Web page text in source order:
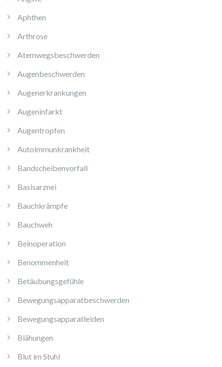
Aphthen
Arthrose
Atemwegsbeschwerden
Augenbeschwerden
Augenerkrankungen
Augeninfarkt
Augentropfen
Autoimmunkrankheit
Bandscheibenvorfall
Basisarznei
Bauchkrämpfe
Bauchweh
Beinoperation
Benommenheit
Betäubungsgefühle
Bewegungsapparatbeschwerden
Bewegungsapparatleiden
Blähungen
Blut im Stuhl